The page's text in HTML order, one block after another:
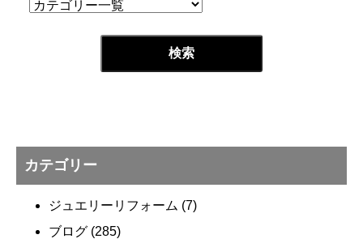
カテゴリー
ジュエリーリフォーム (7)
ブログ (285)